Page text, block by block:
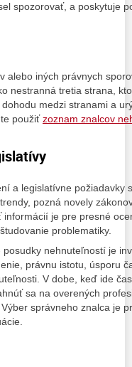
spozorovať, a poskytuje
alebo iných právnych
nestranná tretia strana,
medzi stranami a
použiťzoznam znalcov
a legislatívne požiadavky
pozná novely
je pre presné
problematiky.
nehnuteľností je
právnu istotu, úsporu
V dobe, keď ide
sa na overených
správneho znalca je